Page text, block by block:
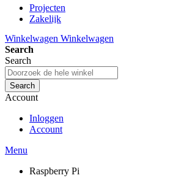
Projecten
Zakelijk
Toon prijzen Incl. BTW
Toon prijzen Excl. BTW
Winkelwagen Winkelwagen
Search
Search
Search
Account
Inloggen
Account
Menu
Raspberry Pi